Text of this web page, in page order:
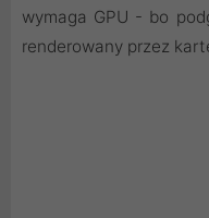
wymaga GPU - bo
renderowany przez